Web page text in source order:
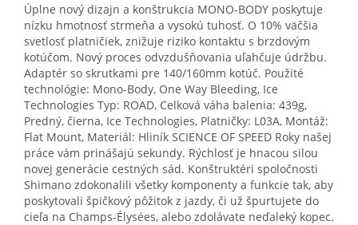
Úplne nový dizajn a konštrukcia MONO-BODY poskytuje
nízku hmotnosť strmeňa a vysokú tuhosť. O 10% väčšia
svetlosť platničiek, znižuje riziko kontaktu s brzdovým
kotúčom. Nový proces odvzdušňovania uľahčuje údržbu.
Adaptér so skrutkami pre 140/160mm kotúč. Použité
technológie: Mono-Body, One Way Bleeding, Ice
Technologies Typ: ROAD, Celková váha balenia: 439g,
Predný, čierna, Ice Technologies, Platničky: L03A, Montáž:
Flat Mount, Materiál: Hliník SCIENCE OF SPEED Roky našej
práce vám prinášajú sekundy. Rýchlosť je hnacou silou
novej generácie cestných sád. Konštruktéri spoločnosti
Shimano zdokonalili všetky komponenty a funkcie tak, aby
poskytovali špičkový pôžitok z jazdy, či už špurtujete do
cieľa na Champs-Élysées, alebo zdolávate neďaleký kopec.